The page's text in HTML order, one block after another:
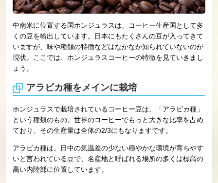
中南米に位置する国ホンジュラスは、コーヒー生産国として多
くの豆を輸出しています。日本にもたくさんの豆が入ってきて
いますが、味や種類の特徴などはなかなか知られていないのが
現状。ここでは、ホンジュラスコーヒーの特徴を見ていきまし
ょう。
アラビカ種をメインに栽培
ホンジュラスで栽培されているコーヒー豆は、「アラビカ種」
という種類のもの。世界のコーヒーでもっと大きな比率を占め
ており、その生産量は全体の2/3にもなりますです。
アラビカ種は、日中の気温差の少ない穏やかな環境が育ちやす
いと言われている豆で、名産地と呼ばれる場所の多くは標高の
高い内陸部に位置しています。